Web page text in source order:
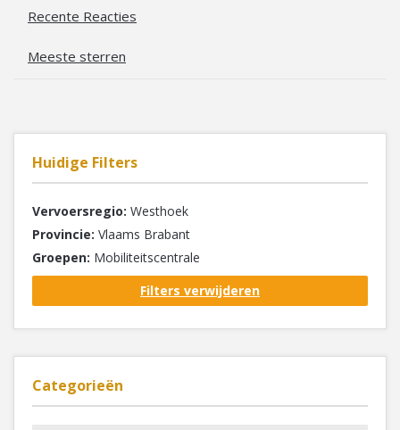
Recente Reacties
Meeste sterren
Huidige Filters
Vervoersregio: Westhoek
Provincie: Vlaams Brabant
Groepen: Mobiliteitscentrale
Filters verwijderen
Categorieën